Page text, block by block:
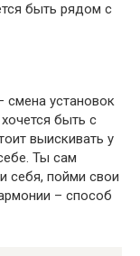
быть рядом с
смена установок
быть с
выискивать у
Ты сам
себя, пойми свои
– способ